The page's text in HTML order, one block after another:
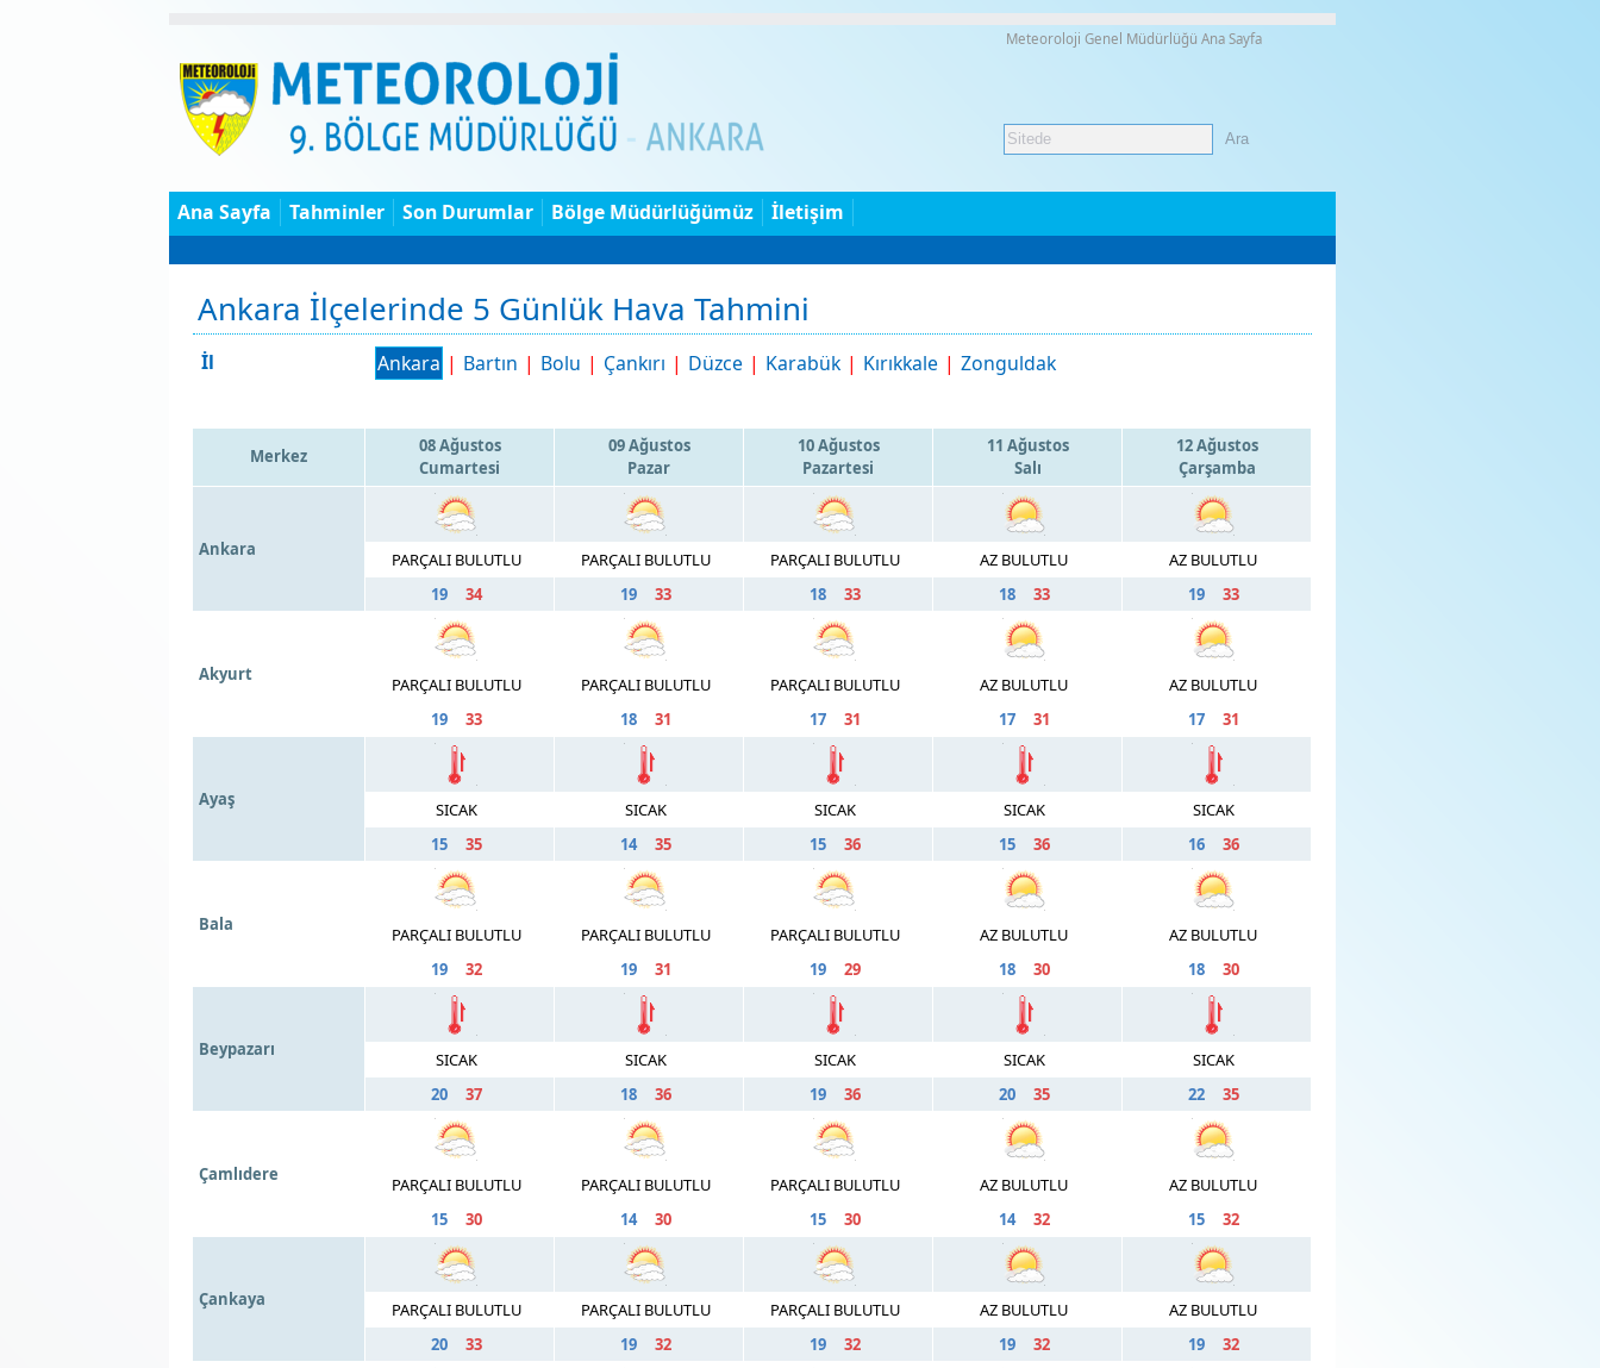
Meteoroloji Genel Müdürlüğü Ana Sayfa
Ana Sayfa Tahminler Son Durumlar Bölge Müdürlüğümüz İletişim
Ankara İlçelerinde 5 Günlük Hava Tahmini
İl Ankara | Bartın | Bolu | Çankırı | Düzce | Karabük | Kırıkkale | Zonguldak
Merkez
08 Ağustos
Cumartesi
09 Ağustos
Pazar
10 Ağustos
Pazartesi
11 Ağustos
Salı
12 Ağustos
Çarşamba
Ankara PARÇALI BULUTLU PARÇALI BULUTLU PARÇALI BULUTLU AZ BULUTLU
AZ BULUTLU
19
34 19 33 18 33 18 33 19 33
Akyurt PARÇALI BULUTLU PARÇALI BULUTLU PARÇALI BULUTLU AZ BULUTLU
AZ BULUTLU
19
33 18 31 17 31 17 31 17 31
Ayaş SICAK SICAK SICAK SICAK
SICAK
15
35 14 35 15 36 15 36 16 36
Bala PARÇALI BULUTLU PARÇALI BULUTLU PARÇALI BULUTLU AZ BULUTLU
AZ BULUTLU
19
32 19 31 19 29 18 30 18 30
Beypazarı SICAK SICAK SICAK SICAK
SICAK
20
37 18 36 19 36 20 35 22 35
Çamlıdere PARÇALI BULUTLU PARÇALI BULUTLU PARÇALI BULUTLU AZ BULUTLU
AZ BULUTLU
15
30 14 30 15 30 14 32 15 32
Çankaya PARÇALI BULUTLU PARÇALI BULUTLU PARÇALI BULUTLU AZ BULUTLU
AZ BULUTLU
20
33 19 32 19 32 19 32 19 32